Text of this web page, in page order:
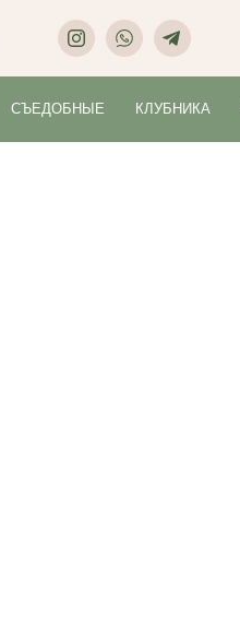
СЪЕДОБНЫЕ КЛУБНИКА